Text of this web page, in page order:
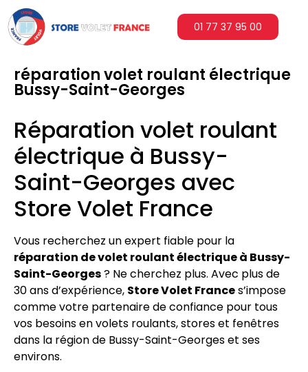
01 77 37 95 00
réparation volet roulant électrique
Bussy-Saint-Georges
Réparation volet roulant
électrique à Bussy-
Saint-Georges avec
Store Volet France
Vous recherchez un expert fiable pour la
réparation de volet roulant électrique à Bussy-
Saint-Georges? Ne cherchez plus. Avec plus de
30 ans d’expérience, Store Volet Frances’impose
comme votre partenaire de confiance pour tous
vos besoins en volets roulants, stores et fenêtres
dans la région de Bussy-Saint-Georges et ses
environs.